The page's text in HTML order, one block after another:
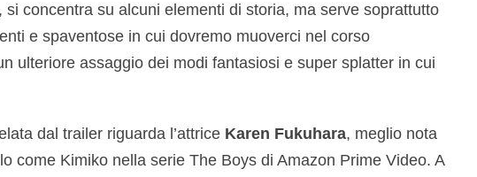
concentra su alcuni elementi di storia, ma serve soprattutto
e spaventose in cui dovremo muoverci nel corso
ulteriore assaggio dei modi fantasiosi e super splatter in cui
dal trailer riguarda l’attriceKaren Fukuhara, meglio nota
come Kimiko nella serie The Boys di Amazon Prime Video. A